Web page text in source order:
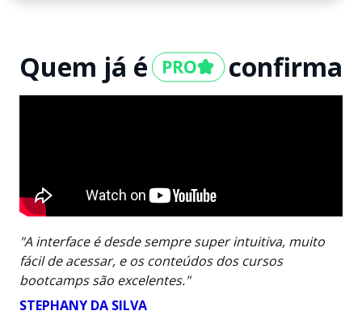
Quem já é confirma
"A interface é desde sempre super intuitiva, muito
fácil de acessar, e os conteúdos dos cursos
bootcamps são excelentes."
STEPHANY DA SILVA